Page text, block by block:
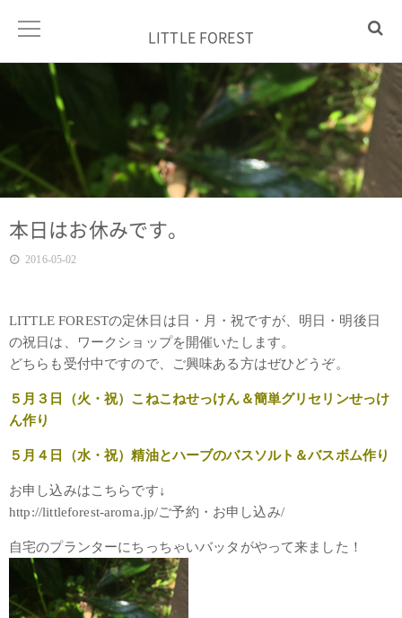
LITTLE FOREST
本日はお休みです。
2016-05-02
LITTLE FORESTの定休日は日・月・祝ですが、明日・明後日
の祝日は、ワークショップを開催いたします。
どちらも受付中ですので、ご興味ある方はぜひどうぞ。
５月３日（火・祝）こねこねせっけん＆簡単グリセリンせっけ
ん作り
５月４日（水・祝）精油とハーブのバスソルト＆バスボム作り
お申し込みはこちらです↓
http://littleforest-aroma.jp/ご予約・お申し込み/
自宅のプランターにちっちゃいバッタがやって来ました！